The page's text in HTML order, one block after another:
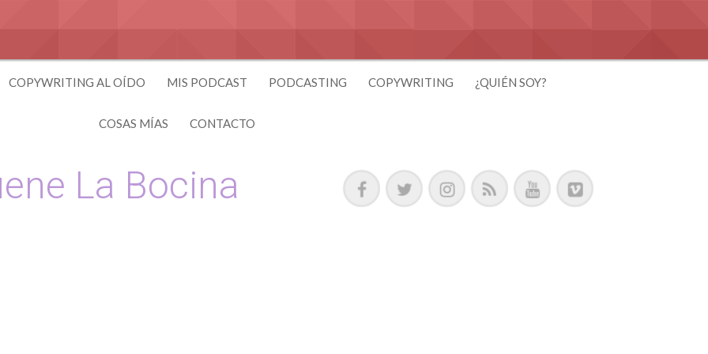
COPYWRITING AL OÍDO MIS PODCAST PODCASTING COPYWRITING ¿QUIÉN SOY?
COSAS MÍAS CONTACTO
La Bocina